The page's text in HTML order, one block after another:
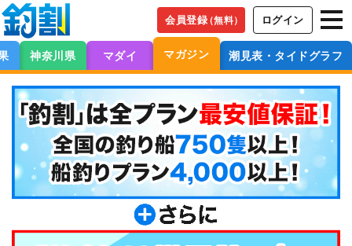
会員登録（無料） ログイン
神奈川県 マダイ マガジン 潮見表・タイドグラフ